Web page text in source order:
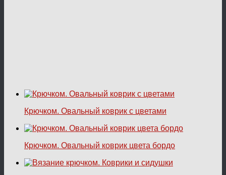
Крючком. Овальный коврик с цветами
Крючком. Овальный коврик цвета бордо